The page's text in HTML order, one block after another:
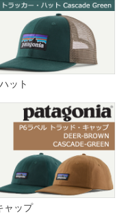
ット
ャップ